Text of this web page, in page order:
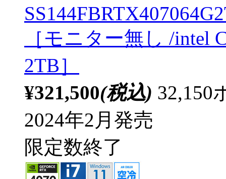
［モニター無し /intel
2TB］
¥321,500(税込) 32,150
2024年2月発売
限定数終了